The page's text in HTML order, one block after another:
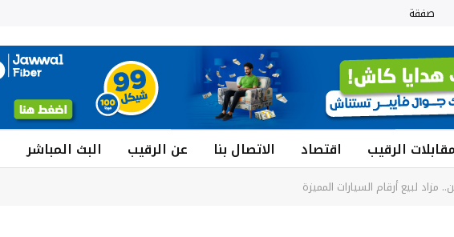
صفقة
مقابلات الرقيب اقتصاد الاتصال بنا عن الرقيب البث المباشر
مزاد لبيع أرقام السيارات المميزة